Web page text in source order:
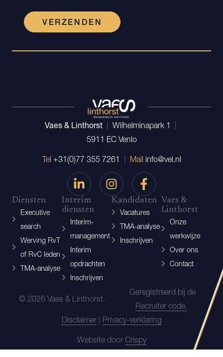
VERZENDEN
Vaes & Linthorst Wilhelminapark 1
5911 EC Venlo
Tel +31(0)77 355 7261 Mail info@vel.nl
Diensten
Executive
search
Werving RvT
of RvC leden
TMA-analyse
Interim
diensten
Interim-
management
Interim
opdrachten
Inschrijven
Kandidaten
Vacatures
TMA-analyse
Inschrijven
Vaes &
Linthorst
Onze
werkwijze
Over ons
Contact
© 2026 Vaes & Linthorst.
Geregistreerd bij de
Recruiter code.
Disclaimer| Privacy-verklaring
Website door Crispy